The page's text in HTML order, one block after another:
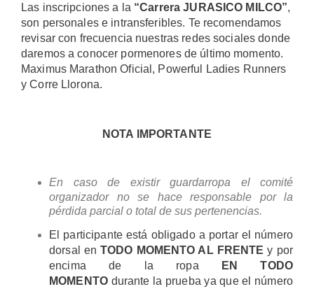
Las inscripciones a la “Carrera JURASICO MILCO”,
son personales e intransferibles. Te recomendamos
revisar con frecuencia nuestras redes sociales donde
daremos a conocer pormenores de último momento.
Maximus Marathon Oficial, Powerful Ladies Runners
y Corre Llorona.
NOTA IMPORTANTE
En caso de existir guardarropa el comité
organizador no se hace responsable por la
pérdida parcial o total de sus pertenencias.
El participante está obligado a portar el número
dorsal enTODO MOMENTO AL FRENTE y por
encima de la ropa
EN TODO
MOMENTOdurante la prueba ya que el número